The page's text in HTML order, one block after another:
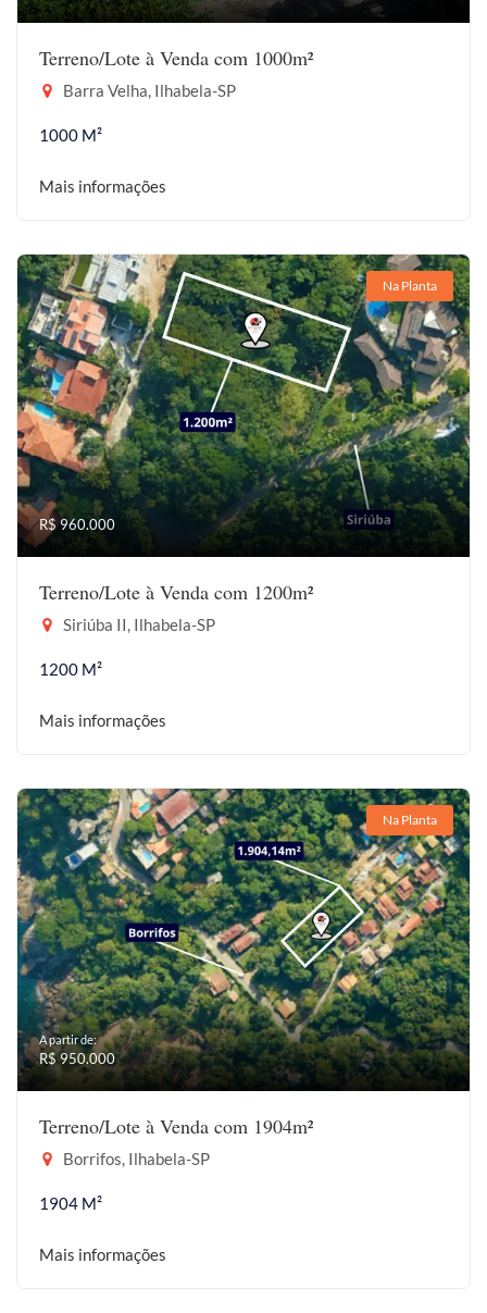
Terreno/Lote à Venda com 1000m²
Barra Velha, Ilhabela-SP
1000 M²
Mais informações
Na Planta
R$ 960.000
Terreno/Lote à Venda com 1200m²
Siriúba II, Ilhabela-SP
1200 M²
Mais informações
Na Planta
A partir de:
R$ 950.000
Terreno/Lote à Venda com 1904m²
Borrifos, Ilhabela-SP
1904 M²
Mais informações